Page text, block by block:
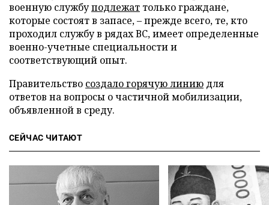
военную службуподлежат только граждане,
которые состоят в запасе, – прежде всего, те, кто
проходил службу в рядах ВС, имеет определенные
военно-учетные специальности и
соответствующий опыт.
Правительство создало горячую линию для
ответов на вопросы о частичной мобилизации,
объявленной в среду.
СЕЙЧАС ЧИТАЮТ